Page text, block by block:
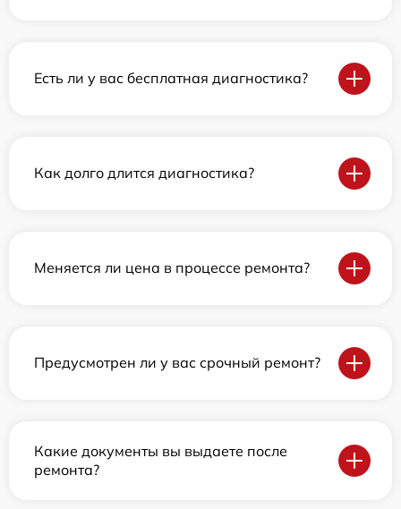
Есть ли у вас бесплатная диагностика?
Как долго длится диагностика?
Меняется ли цена в процессе ремонта?
Предусмотрен ли у вас срочный ремонт?
Какие документы вы выдаете после
ремонта?